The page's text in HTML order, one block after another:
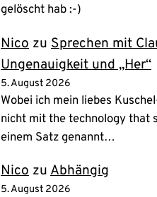
gelöscht hab :-)
Nico zu Sprechen mit
Ungenauigkeit und „Her“
5. August 2026
Wobei ich mein liebes
nicht mit the technology that
einem Satz genannt…
Nico zu Abhängig
5. August 2026